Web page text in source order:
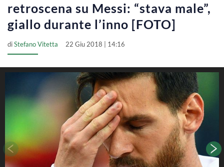
retroscena su Messi: “stava male”,
giallo durante l’inno [FOTO]
diStefano Vitetta 22 Giu 2018 | 14:16